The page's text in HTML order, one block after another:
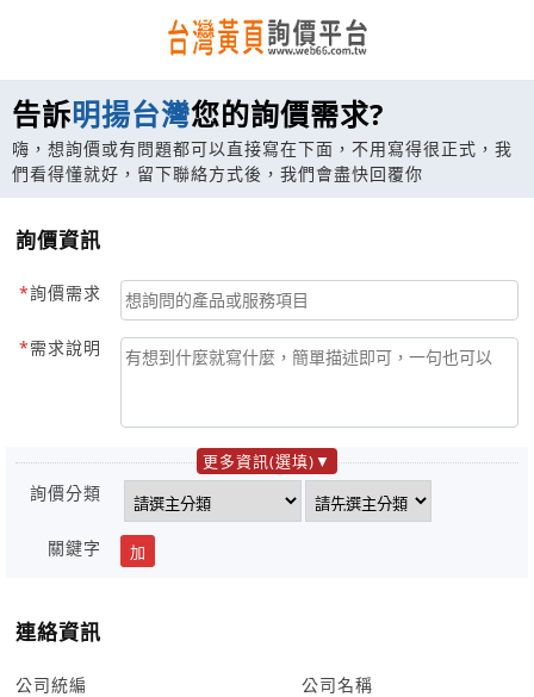
告訴明揚台灣您的詢價需求?
嗨，想詢價或有問題都可以直接寫在下面，不用寫得很正式，我
們看得懂就好，留下聯絡方式後，我們會盡快回覆你
詢價資訊
詢價需求
需求說明
更多資訊(選填)
詢價分類
關鍵字 加
連絡資訊
公司統編 公司名稱